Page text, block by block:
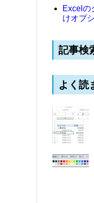
Excelの
けオプ
記事検
よく読